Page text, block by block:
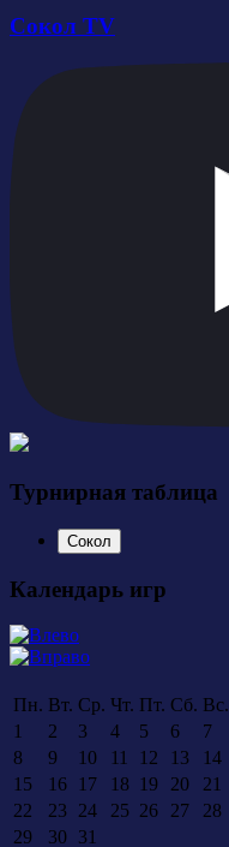
Сокол TV
Турнирная таблица
Сокол
Календарь игр
Пн. Вт. Ср. Чт. Пт. Сб. Вс.
1
2 3 4 5 6
7
8
9 10 11 12 13
14
15
16 17 18 19 20
21
22
23 24 25 26 27
28
29
30 31